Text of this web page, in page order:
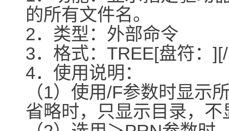
的所有文件名。
2．类型：外部命令
3．格式：TREE[盘符：
4．使用说明：
（1）使用/F参数时显示
省略时，只显示目录，